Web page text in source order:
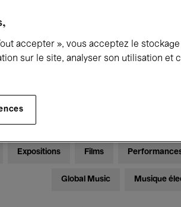
se
Expositions Films
Global Music Musique
accepter », vous acceptez le
sur le site, analyser son utilisation et